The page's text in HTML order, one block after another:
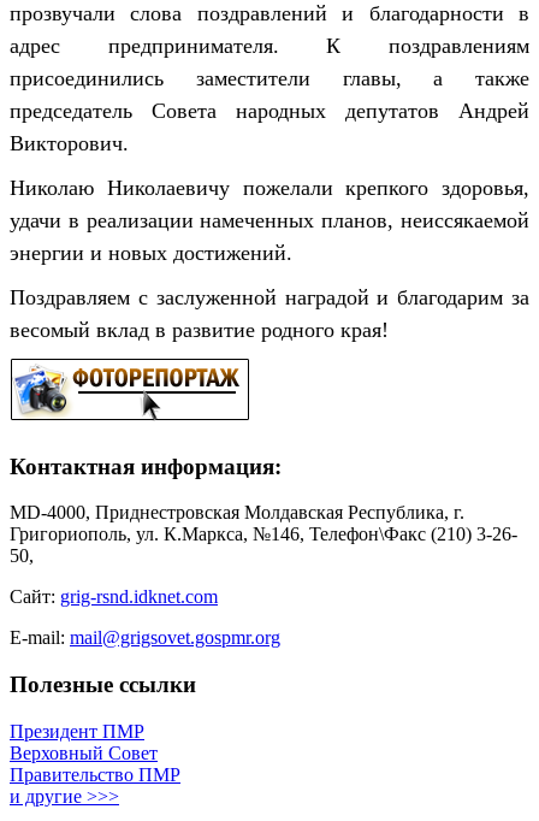
прозвучали слова поздравлений и благодарности в
адрес предпринимателя. К поздравлениям
присоединились заместители главы, а также
председатель Совета народных депутатов Андрей
Викторович.
Николаю Николаевичу пожелали крепкого здоровья,
удачи в реализации намеченных планов, неиссякаемой
энергии и новых достижений.
Поздравляем с заслуженной наградой и благодарим за
весомый вклад в развитие родного края!
Контактная информация:
MD-4000, Приднестровская Молдавская Республика, г.
Григориополь, ул. К.Маркса, №146, Телефон\Факс (210) 3-26-
50,
Сайт: grig-rsnd.idknet.com
E-mail: mail@grigsovet.gospmr.org
Полезные ссылки
Президент ПМР
Верховный Совет
Правительство ПМР
и другие >>>